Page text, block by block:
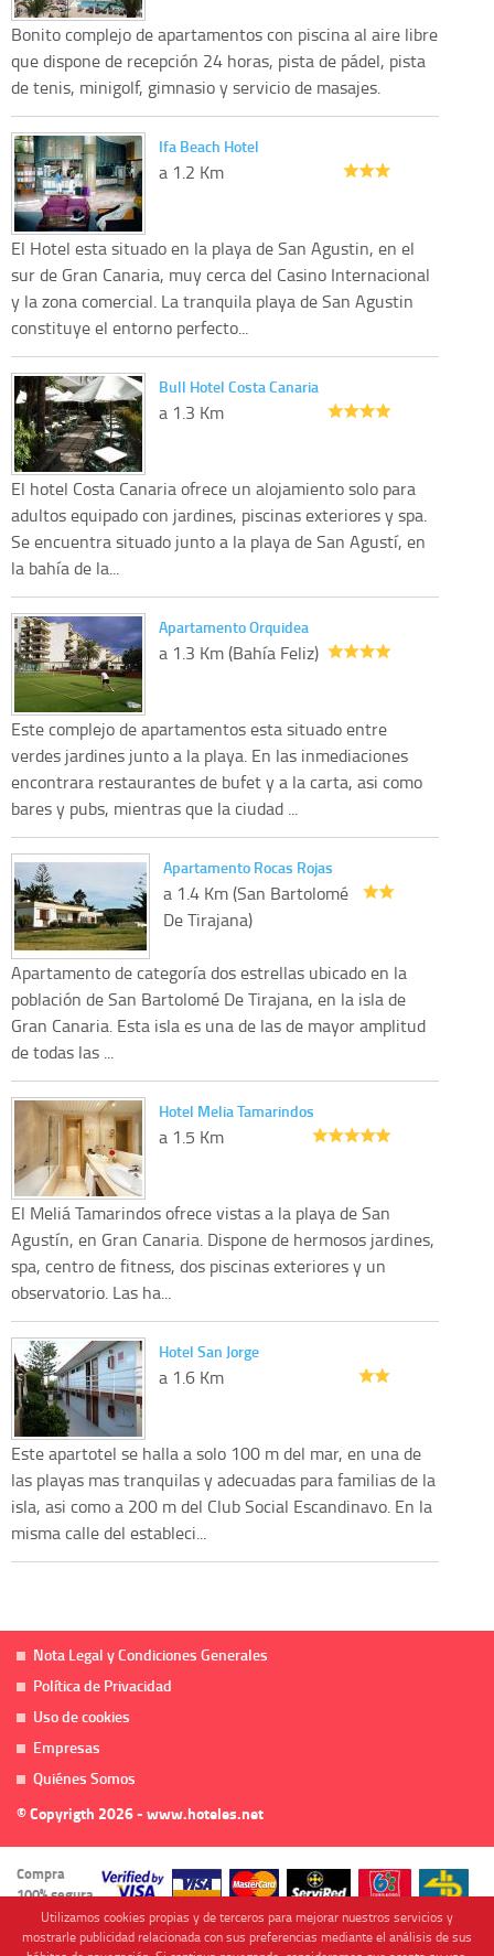
Bonito complejo de apartamentos con piscina al aire libre
que dispone de recepción 24 horas, pista de pádel, pista
de tenis, minigolf, gimnasio y servicio de masajes.
Ifa Beach Hotel
a 1.2 Km
El Hotel esta situado en la playa de San Agustin, en el
sur de Gran Canaria, muy cerca del Casino Internacional
y la zona comercial. La tranquila playa de San Agustin
constituye el entorno perfecto...
Bull Hotel Costa Canaria
a 1.3 Km
El hotel Costa Canaria ofrece un alojamiento solo para
adultos equipado con jardines, piscinas exteriores y spa.
Se encuentra situado junto a la playa de San Agustí, en
la bahía de la...
Apartamento Orquidea
a 1.3 Km (Bahía Feliz)
Este complejo de apartamentos esta situado entre
verdes jardines junto a la playa. En las inmediaciones
encontrara restaurantes de bufet y a la carta, asi como
bares y pubs, mientras que la ciudad ...
Apartamento Rocas Rojas
a 1.4 Km (San Bartolomé
De Tirajana)
Apartamento de categoría dos estrellas ubicado en la
población de San Bartolomé De Tirajana, en la isla de
Gran Canaria. Esta isla es una de las de mayor amplitud
de todas las ...
Hotel Melia Tamarindos
a 1.5 Km
El Meliá Tamarindos ofrece vistas a la playa de San
Agustín, en Gran Canaria. Dispone de hermosos jardines,
spa, centro de fitness, dos piscinas exteriores y un
observatorio. Las ha...
Hotel San Jorge
a 1.6 Km
Este apartotel se halla a solo 100 m del mar, en una de
las playas mas tranquilas y adecuadas para familias de la
isla, asi como a 200 m del Club Social Escandinavo. En la
misma calle del estableci...
Nota Legal y Condiciones Generales
Política de Privacidad
Uso de cookies
Empresas
Quiénes Somos
© Copyrigth 2026 - www.hoteles.net
Compra
100% segura
Utilizamos cookies propias y de terceros para mejorar nuestros servicios y
mostrarle publicidad relacionada con sus preferencias mediante el análisis de sus